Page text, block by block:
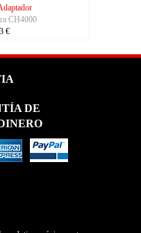
CH4000
€
DE